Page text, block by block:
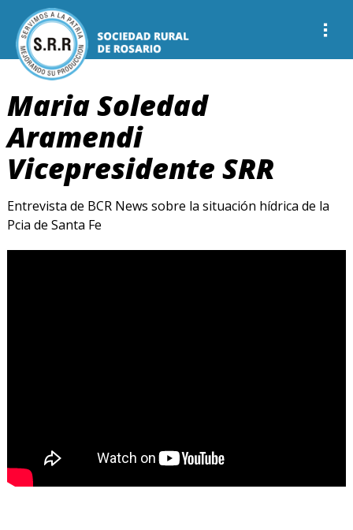
Maria Soledad
Aramendi
Vicepresidente SRR
Entrevista de BCR News sobre la situación hídrica de la
Pcia de Santa Fe